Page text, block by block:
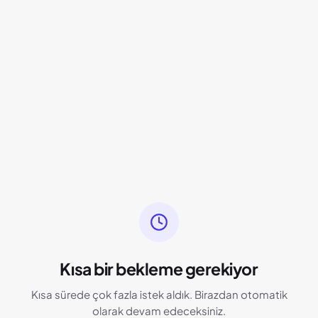
Kısa bir bekleme gerekiyor
Kısa sürede çok fazla istek aldık. Birazdan otomatik
olarak devam edeceksiniz.